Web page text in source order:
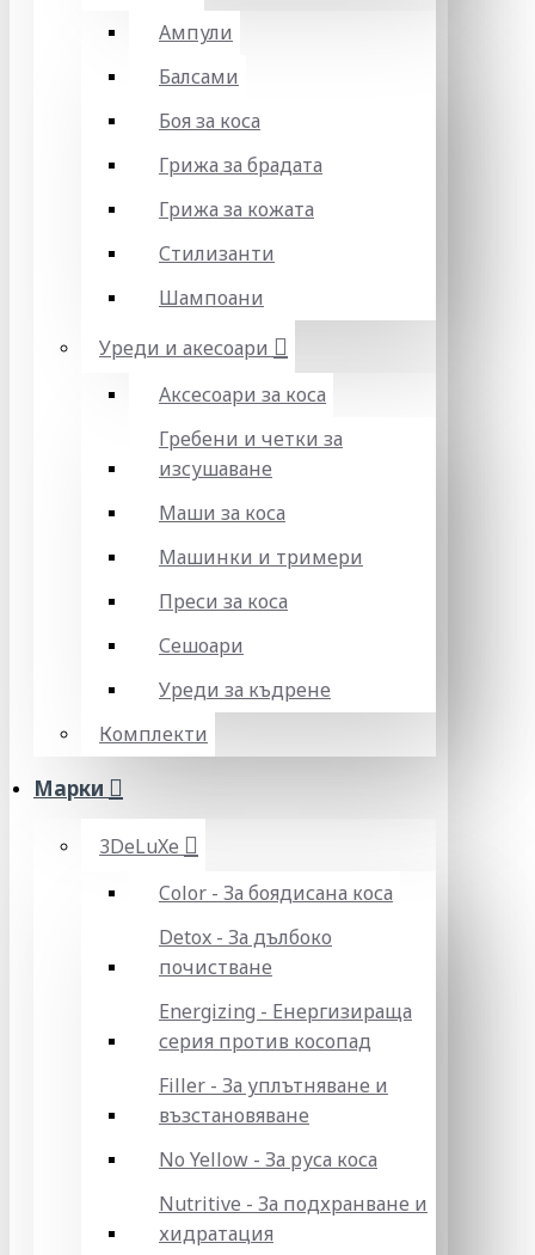
Ампули
Балсами
Боя за коса
Грижа за брадата
Грижа за кожата
Стилизанти
Шампоани
Уреди и акесоари
Аксесоари за коса
Гребени и четки за
изсушаване
Маши за коса
Машинки и тримери
Преси за коса
Сешоари
Уреди за къдрене
Комплекти
Марки
3DeLuXe
Color - За боядисана коса
Detox - За дълбоко
почистване
Energizing - Енергизираща
серия против косопад
Filler - За уплътняване и
възстановяване
No Yellow - За руса коса
Nutritive - За подхранване и
хидратация